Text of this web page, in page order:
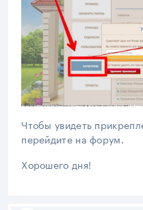
Чтобы увидеть
перейдите на форум.
Хорошего дня!